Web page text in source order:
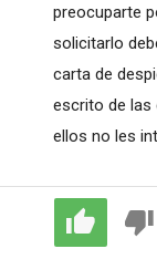
preocuparte
solicitarlo
carta de
escrito de las
ellos no les